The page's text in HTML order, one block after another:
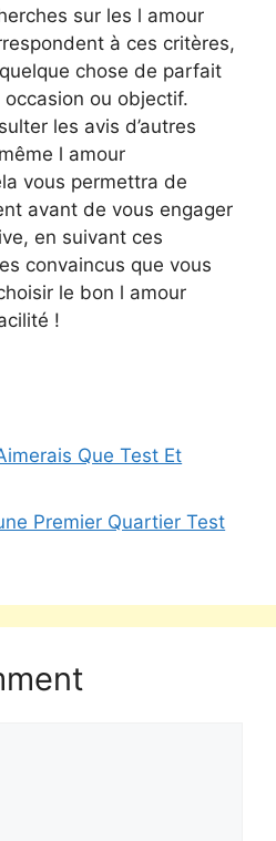
sur les l amour
à ces critères,
chose de parfait
occasion ou objectif.
les avis d’autres
l amour
vous permettra de
avant de vous engager
en suivant ces
convaincus que vous
le bon l amour
!
Que Test Et
Premier Quartier Test